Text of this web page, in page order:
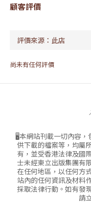
顧客評價
尚未有任何評價
🖥本網站刊載一切內容
供下載的檔案等，均屬
有，並受香港法律及國
士未經東立出版集團有
在任何地區，以任何方
站內的任何資訊及材料
採取法律行動。如有發
請